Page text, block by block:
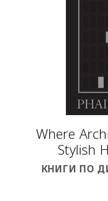
Where
Stylish
КНИГИ ПО